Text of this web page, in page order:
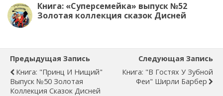
Книга: «Суперсемейка» выпуск №52
Золотая коллекция сказок Дисней
Предыдущая Запись
Книга: "Принц И Нищий"
Выпуск №50 Золотая
Коллекция Сказок Дисней
Следующая Запись
Книга: "В Гостях У Зубной
Феи" Ширли Барбер